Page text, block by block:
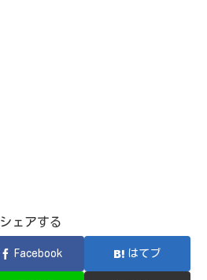
シェアする
Facebook はてブ